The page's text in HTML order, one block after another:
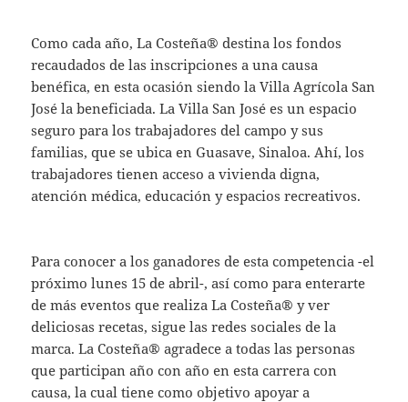
Como cada año, La Costeña® destina los fondos
recaudados de las inscripciones a una causa
benéfica, en esta ocasión siendo la Villa Agrícola San
José la beneficiada. La Villa San José es un espacio
seguro para los trabajadores del campo y sus
familias, que se ubica en Guasave, Sinaloa. Ahí, los
trabajadores tienen acceso a vivienda digna,
atención médica, educación y espacios recreativos.
Para conocer a los ganadores de esta competencia -el
próximo lunes 15 de abril-, así como para enterarte
de más eventos que realiza La Costeña® y ver
deliciosas recetas, sigue las redes sociales de la
marca. La Costeña® agradece a todas las personas
que participan año con año en esta carrera con
causa, la cual tiene como objetivo apoyar a